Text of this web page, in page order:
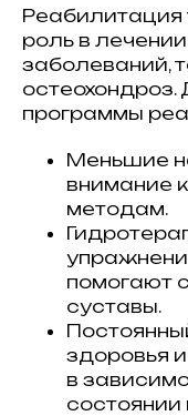
роль в
заболеваний,
остеохондроз.
программы
Меньшие
внимание
методам.
помогают
суставы.
здоровья
в
состоянии